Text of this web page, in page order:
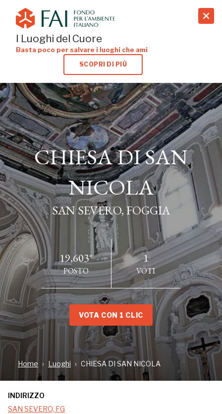
search
I Luoghi del Cuore
Basta poco per salvare i luoghi che ami
SCOPRI DI PIÙ
CHIESA DI SAN
NICOLA
SAN SEVERO, FOGGIA
19,603°
POSTO
1
VOTI
VOTA CON 1 CLIC
Home Luoghi CHIESA DI SAN NICOLA
INDIRIZZO
SAN SEVERO, FG
CHIESA DI SAN
NICOLA
SAN SEVERO, FOGGIA
INDIRIZZO
SAN SEVERO, FG